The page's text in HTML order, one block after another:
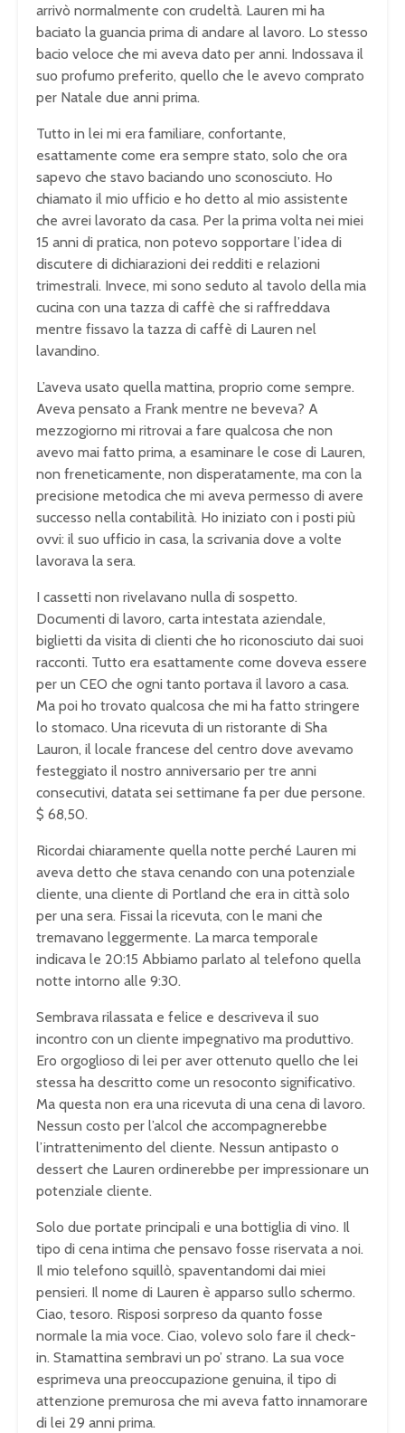
arrivò normalmente con crudeltà. Lauren mi ha
baciato la guancia prima di andare al lavoro. Lo stesso
bacio veloce che mi aveva dato per anni. Indossava il
suo profumo preferito, quello che le avevo comprato
per Natale due anni prima.
Tutto in lei mi era familiare, confortante,
esattamente come era sempre stato, solo che ora
sapevo che stavo baciando uno sconosciuto. Ho
chiamato il mio ufficio e ho detto al mio assistente
che avrei lavorato da casa. Per la prima volta nei miei
15 anni di pratica, non potevo sopportare l’idea di
discutere di dichiarazioni dei redditi e relazioni
trimestrali. Invece, mi sono seduto al tavolo della mia
cucina con una tazza di caffè che si raffreddava
mentre fissavo la tazza di caffè di Lauren nel
lavandino.
L’aveva usato quella mattina, proprio come sempre.
Aveva pensato a Frank mentre ne beveva? A
mezzogiorno mi ritrovai a fare qualcosa che non
avevo mai fatto prima, a esaminare le cose di Lauren,
non freneticamente, non disperatamente, ma con la
precisione metodica che mi aveva permesso di avere
successo nella contabilità. Ho iniziato con i posti più
ovvi: il suo ufficio in casa, la scrivania dove a volte
lavorava la sera.
I cassetti non rivelavano nulla di sospetto.
Documenti di lavoro, carta intestata aziendale,
biglietti da visita di clienti che ho riconosciuto dai suoi
racconti. Tutto era esattamente come doveva essere
per un CEO che ogni tanto portava il lavoro a casa.
Ma poi ho trovato qualcosa che mi ha fatto stringere
lo stomaco. Una ricevuta di un ristorante di Sha
Lauron, il locale francese del centro dove avevamo
festeggiato il nostro anniversario per tre anni
consecutivi, datata sei settimane fa per due persone.
$ 68,50.
Ricordai chiaramente quella notte perché Lauren mi
aveva detto che stava cenando con una potenziale
cliente, una cliente di Portland che era in città solo
per una sera. Fissai la ricevuta, con le mani che
tremavano leggermente. La marca temporale
indicava le 20:15 Abbiamo parlato al telefono quella
notte intorno alle 9:30.
Sembrava rilassata e felice e descriveva il suo
incontro con un cliente impegnativo ma produttivo.
Ero orgoglioso di lei per aver ottenuto quello che lei
stessa ha descritto come un resoconto significativo.
Ma questa non era una ricevuta di una cena di lavoro.
Nessun costo per l’alcol che accompagnerebbe
l’intrattenimento del cliente. Nessun antipasto o
dessert che Lauren ordinerebbe per impressionare un
potenziale cliente.
Solo due portate principali e una bottiglia di vino. Il
tipo di cena intima che pensavo fosse riservata a noi.
Il mio telefono squillò, spaventandomi dai miei
pensieri. Il nome di Lauren è apparso sullo schermo.
Ciao, tesoro. Risposi sorpreso da quanto fosse
normale la mia voce. Ciao, volevo solo fare il check-
in. Stamattina sembravi un po’ strano. La sua voce
esprimeva una preoccupazione genuina, il tipo di
attenzione premurosa che mi aveva fatto innamorare
di lei 29 anni prima.